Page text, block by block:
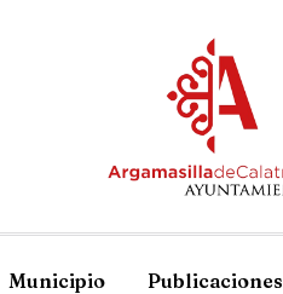
Municipio Publicaciones